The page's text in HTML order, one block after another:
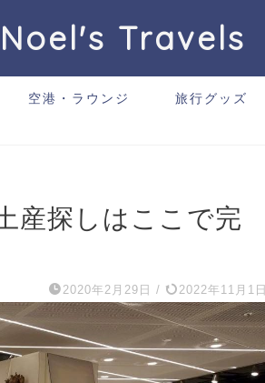
Noel's Travels
空港・ラウンジ 旅行グッズ
産探しはここで完
2020年2月29日 / 2022年11月1日